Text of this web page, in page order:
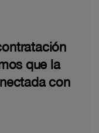
que la
con